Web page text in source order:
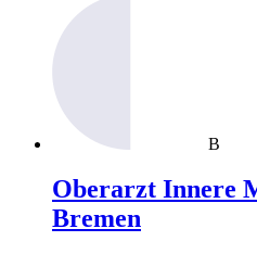
B
Oberarzt Innere
Bremen